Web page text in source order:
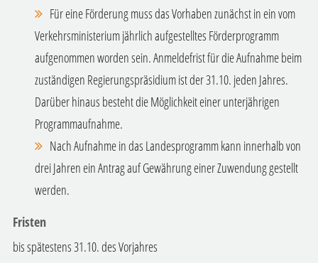
Für eine Förderung muss das Vorhaben zunächst in ein vom
Verkehrsministerium jährlich aufgestelltes Förderprogramm
aufgenommen worden sein. Anmeldefrist für die Aufnahme beim
zuständigen Regierungspräsidium ist der 31.10. jeden Jahres.
Darüber hinaus besteht die Möglichkeit einer unterjährigen
Programmaufnahme.
Nach Aufnahme in das Landesprogramm kann innerhalb von
drei Jahren ein Antrag auf Gewährung einer Zuwendung gestellt
werden.
Fristen
bis spätestens 31.10. des Vorjahres